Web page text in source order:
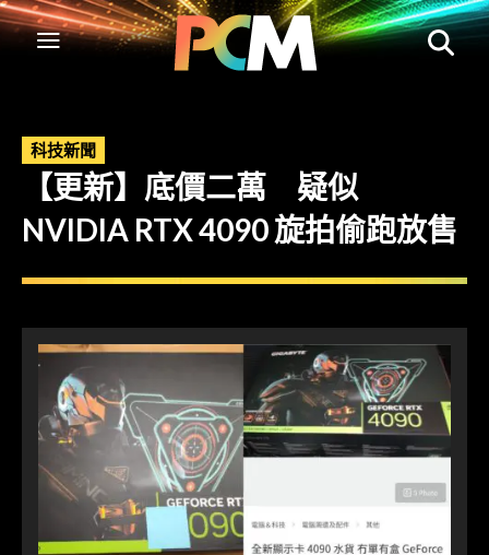
科技新聞
【更新】底價二萬 疑似
NVIDIA RTX 4090 旋拍偷跑放售